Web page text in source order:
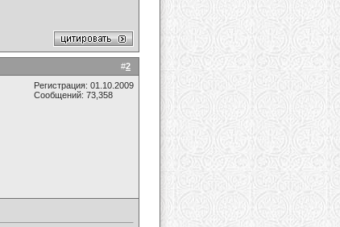
#2
Регистрация: 01.10.2009
Сообщений: 73,358